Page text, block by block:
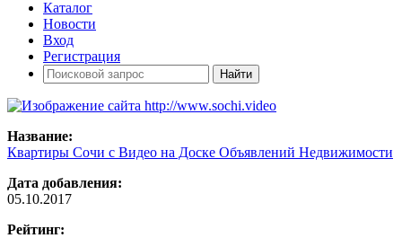
Каталог
Новости
Вход
Регистрация
Название:
Квартиры Сочи с Видео на Доске Объявлений Недвижимости
Дата добавления:
05.10.2017
Рейтинг: